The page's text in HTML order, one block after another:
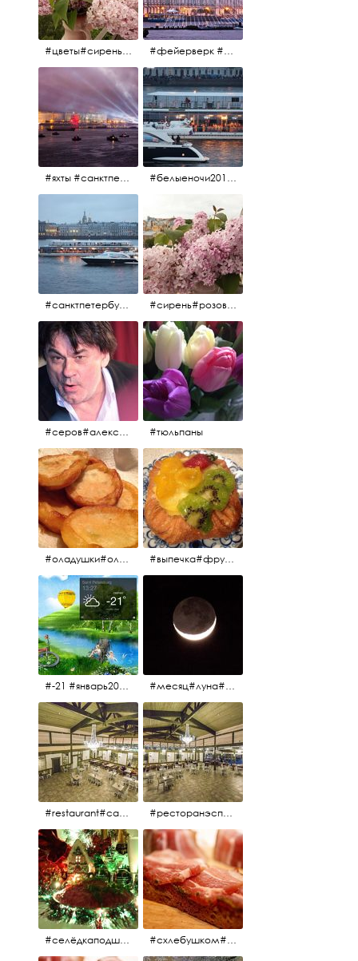
#цветы#сирень #розоваясирень #натюрморт #натюрмортсцветами #весна2012 #пробуждение #фейерверк #салют #парусник #санктпетербург #белыеночи2012 #белыеночи #алыепаруса2012 #алыепаруса #нева
#яхты #санктпетербург #нева #белыеночи2012 #алыепаруса #алыепаруса2012#парусник#салют#фейерверк #белыеночи2012 #белыеночи #2012 #нева #санктпетербург #яхты
#санктпетербург #нева#яхты#2012 #белыеночи#белыеночи2012 #сирень#розоваясирень#натюрморт#натюрмортсцветами#2012#весна2012
#серов#александрсеров#певец#народныйартист#эстрадныйпевец#композитор#тыменялюбишь#мадонна#ялюблютебядослёз #тюльпаны
#оладушки#оладушкинакефире #оладушкисяблоками #кефир#яблоки С утра испёк, на кефире с яблоками. #выпечка#фрукты#пекарня#зима
#-21 #январь2017 #зима2017 #санктпетербург2017 #месяц#луна#африканскаялуна#moon#moon🌙
#restaurant#candidates #aspila #restaurantaspils ресторан#ресторанэспиля#эспланада#концертнаяэстрада #ресторанэспиля#restaurantaspils#aspila#candidates#эспланада#концертнаяэстрада
#селёдкаподшубой#основноеблюдо#новыйгод#шампанское#праздник #схлебушком#мясо